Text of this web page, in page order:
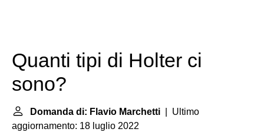
Quanti tipi di Holter ci
sono?
Domanda di: Flavio Marchetti | Ultimo
aggiornamento: 18 luglio 2022